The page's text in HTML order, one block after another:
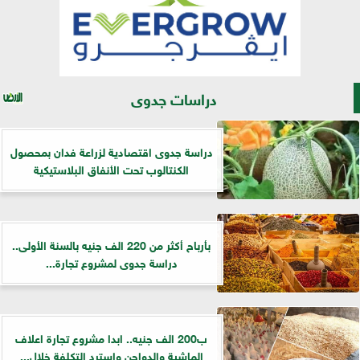
دراسات جدوى
دراسة جدوى اقتصادية لزراعة فدان بمحصول
الكنتالوب تحت الأنفاق البلاستيكية
بأرباح أكثر من 220 الف جنيه بالسنة الأولى..
دراسة جدوى لمشروع تجارة...
ب200 الف جنيه.. ابدا مشروع تجارة اعلاف
الماشية والدواجن واسترد التكلفة خلال...